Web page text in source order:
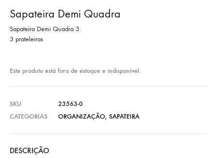
Sapateira Demi Quadra
Sapateira Demi Quadra 3
3 prateleiras
Este produto está fora de estoque e indisponível.
SKU
23563-0
CATEGORIAS
ORGANIZAÇÃO, SAPATEIRA
DESCRIÇÃO